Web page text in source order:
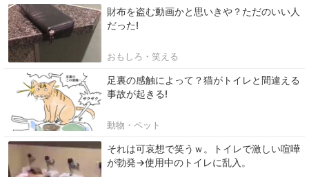
財布を盗む動画かと思いきや？ただのいい人
だった!
おもしろ・笑える
足裏の感触によって？猫がトイレと間違える
事故が起きる!
動物・ペット
それは可哀想で笑うｗ。トイレで激しい喧嘩
が勃発→使用中のトイレに乱入。